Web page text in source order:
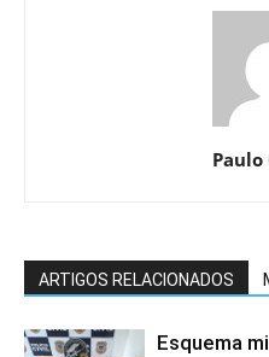
Paulo
ARTIGOS RELACIONADOS
Esquema